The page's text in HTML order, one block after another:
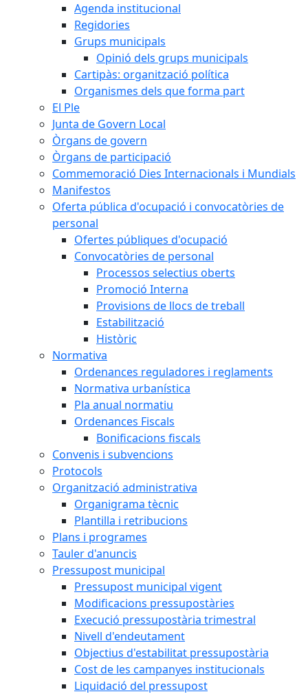
Agenda institucional
Regidories
Grups municipals
Opinió dels grups municipals
Cartipàs: organització política
Organismes dels que forma part
El Ple
Junta de Govern Local
Òrgans de govern
Òrgans de participació
Commemoració Dies Internacionals i Mundials
Manifestos
Oferta pública d'ocupació i convocatòries de
personal
Ofertes públiques d'ocupació
Convocatòries de personal
Processos selectius oberts
Promoció Interna
Provisions de llocs de treball
Estabilització
Històric
Normativa
Ordenances reguladores i reglaments
Normativa urbanística
Pla anual normatiu
Ordenances Fiscals
Bonificacions fiscals
Convenis i subvencions
Protocols
Organització administrativa
Organigrama tècnic
Plantilla i retribucions
Plans i programes
Tauler d'anuncis
Pressupost municipal
Pressupost municipal vigent
Modificacions pressupostàries
Execució pressupostària trimestral
Nivell d'endeutament
Objectius d'estabilitat pressupostària
Cost de les campanyes institucionals
Liquidació del pressupost